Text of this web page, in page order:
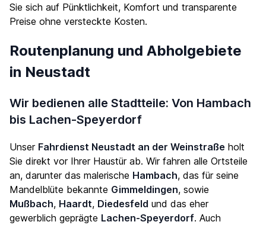
Sie sich auf Pünktlichkeit, Komfort und transparente
Preise ohne versteckte Kosten.
Routenplanung und Abholgebiete
in Neustadt
Wir bedienen alle Stadtteile: Von Hambach
bis Lachen-Speyerdorf
Unser Fahrdienst Neustadt an der Weinstraße holt
Sie direkt vor Ihrer Haustür ab. Wir fahren alle Ortsteile
an, darunter das malerische Hambach, das für seine
Mandelblüte bekannte Gimmeldingen, sowie
Mußbach, Haardt, Diedesfeld und das eher
gewerblich geprägte Lachen-Speyerdorf. Auch